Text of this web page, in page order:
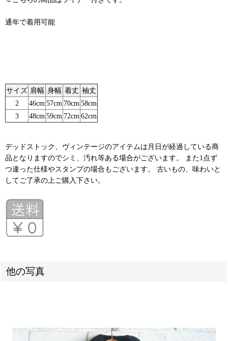
通年で着用可能
サイズ 肩幅 身幅 着丈 袖丈
2
46cm57cm 70cm58cm
3
48cm59cm 72cm62cm
デッドストック、ヴィンテージのアイテムは月日が経過している商
品となりますのでシミ、汚れ等ある場合がございます。 また1点ず
つ違った仕様やスタンプの場合もございます。 古いもの、味わいと
してご了承の上ご購入下さい。
他の写真